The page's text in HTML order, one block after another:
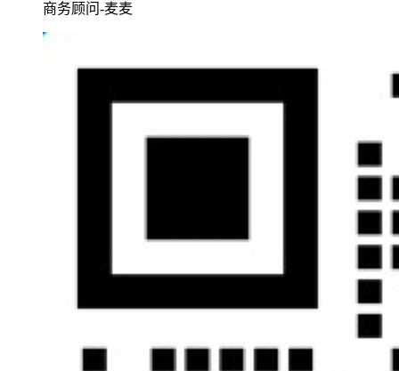
商务顾问-麦麦